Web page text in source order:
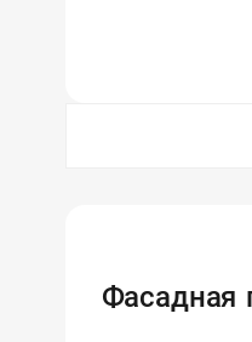
Фасадная